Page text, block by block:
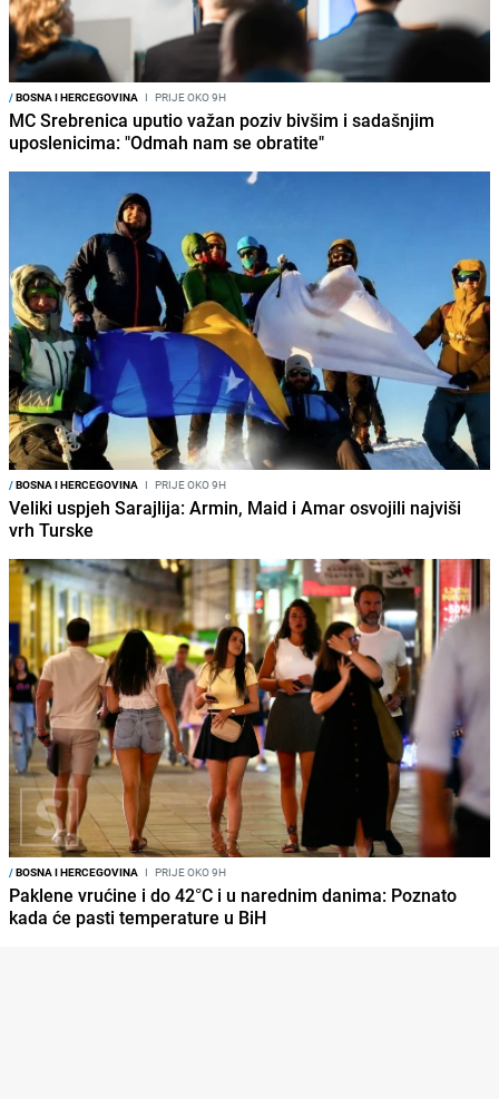
/BOSNA I HERCEGOVINA I PRIJE OKO 9H
MC Srebrenica uputio važan poziv bivšim i sadašnjim
uposlenicima: "Odmah nam se obratite"
/BOSNA I HERCEGOVINA I PRIJE OKO 9H
Veliki uspjeh Sarajlija: Armin, Maid i Amar osvojili najviši
vrh Turske
/BOSNA I HERCEGOVINA I PRIJE OKO 9H
Paklene vrućine i do 42°C i u narednim danima: Poznato
kada će pasti temperature u BiH